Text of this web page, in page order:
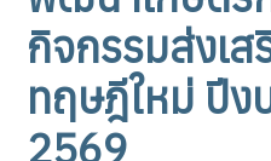
กิจกรรมส่งเส
ทฤษฎีใหม่ ปีง
2569